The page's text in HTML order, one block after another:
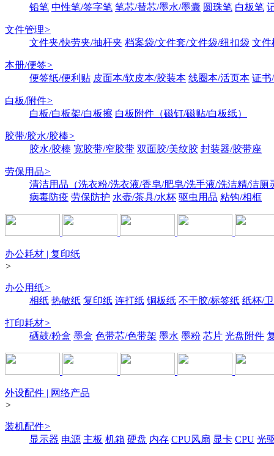
铅笔 中性笔/签字笔 笔芯/替芯/墨水/墨囊 圆珠笔 白板笔
文件管理>
文件夹/快劳夹/抽杆夹 档案袋/文件套/文件袋/纽扣袋 文件
本册/便签>
便签纸/便利贴 皮面本/软皮本/胶装本 线圈本/活页本 证书
白板/附件>
白板/白板架/白板擦 白板附件（磁钉/磁贴/白板纸）
胶带/胶水/胶棒>
胶水/胶棒 宽胶带/窄胶带 双面胶/美纹胶 封装器/胶带座
劳保用品>
清洁用品（洗衣粉/洗衣液/香皂/肥皂/洗手液/洗洁精/洁厕
病毒防疫 劳保防护 水壶/茶具/水杯 驱虫用品 粘钩/相框
办公耗材 | 复印纸
>
办公用纸>
相纸 热敏纸 复印纸 连打纸 铜板纸 不干胶/标签纸 纸杯/
打印耗材>
硒鼓/粉盒 墨盒 色带芯/色带架 墨水 墨粉 芯片 光盘附件
外设配件 | 网络产品
>
装机配件>
显示器 电源 主板 机箱 硬盘 内存 CPU风扇 显卡 CPU 光